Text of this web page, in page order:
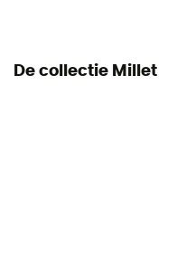
De collectie Millet